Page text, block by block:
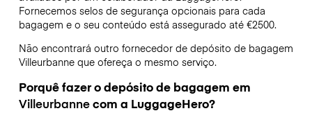
Fornecemos selos de segurança opcionais para cada
bagagem e o seu conteúdo está assegurado até €2500.
Não encontrará outro fornecedor de depósito de bagagem
Villeurbanneque ofereça o mesmo serviço.
Porquê fazer o depósito de bagagem em
Villeurbannecom a LuggageHero?